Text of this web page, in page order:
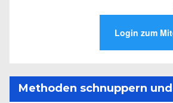
Methoden schnuppern